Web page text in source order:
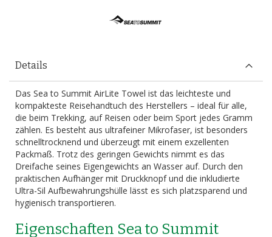
Details
Das Sea to Summit AirLite Towel ist das leichteste und
kompakteste Reisehandtuch des Herstellers – ideal für alle,
die beim Trekking, auf Reisen oder beim Sport jedes Gramm
zählen. Es besteht aus ultrafeiner Mikrofaser, ist besonders
schnelltrocknend und überzeugt mit einem exzellenten
Packmaß. Trotz des geringen Gewichts nimmt es das
Dreifache seines Eigengewichts an Wasser auf. Durch den
praktischen Aufhänger mit Druckknopf und die inkludierte
Ultra-Sil Aufbewahrungshülle lässt es sich platzsparend und
hygienisch transportieren.
Eigenschaften Sea to Summit